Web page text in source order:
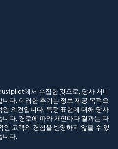
에서 수집한 것으로, 당사 서비
다. 이러한 후기는 정보 제공 목적으
인 의견입니다. 특정 표현에 대해 당사
니다. 경로에 따라 개인마다 결과는 다
인 고객의 경험을 반영하지 않을 수 있
니다.